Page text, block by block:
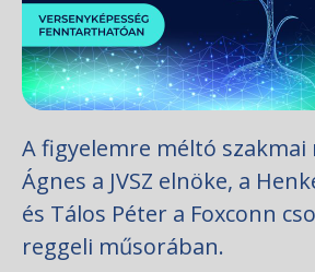
A figyelemre méltó
Ágnes a JVSZ elnöke, a
és Tálos Péter a Foxconn
reggeli műsorában.